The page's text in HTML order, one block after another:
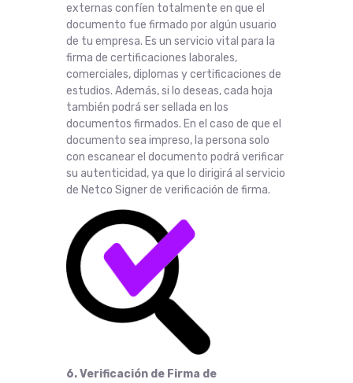
externas confíen totalmente en que el
documento fue firmado por algún usuario
de tu empresa. Es un servicio vital para la
firma de certificaciones laborales,
comerciales, diplomas y certificaciones de
estudios. Además, si lo deseas, cada hoja
también podrá ser sellada en los
documentos firmados. En el caso de que el
documento sea impreso, la persona solo
con escanear el documento podrá verificar
su autenticidad, ya que lo dirigirá al servicio
de Netco Signer de verificación de firma.
6. Verificación de Firma de